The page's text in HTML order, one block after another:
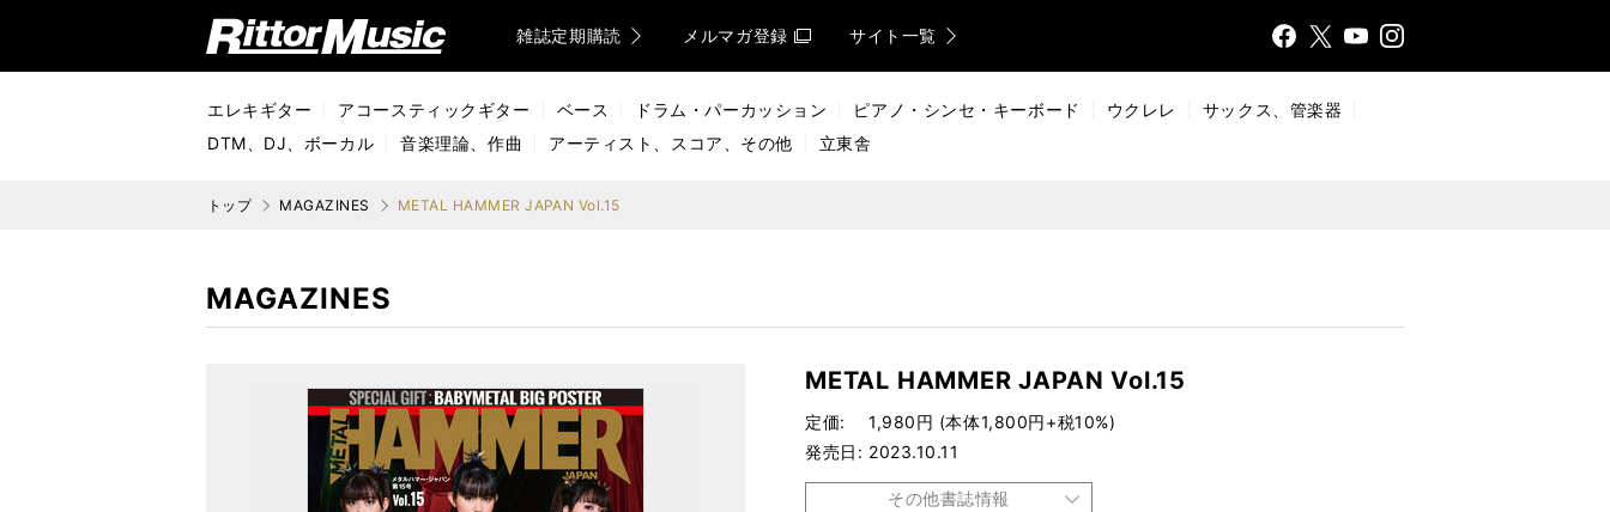
リットーミュージック (Rittor Music) 雑誌定期購読 メルマガ登録 サイト一覧
FaceX
YouTInsta
エレキギター アコースティックギター ベース ドラム・パーカッション ピアノ・シンセ・キーボード ウクレレ
サックス、管楽器
DTM、DJ、ボーカル
音楽理論、作曲 アーティスト、スコア、その他 立東舎
トップ MAGAZINES METAL HAMMER JAPAN Vol.15
MAGAZINES
METAL HAMMER JAPAN Vol.15
定価
1,980円 (本体1,800円+税10%)
発売日
2023.10.11
その他書誌情報